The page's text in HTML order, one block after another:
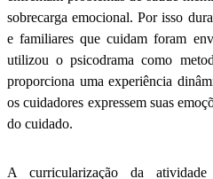
sobrecarga emocional. Por isso
e familiares que cuidam foram
utilizou o psicodrama como
proporciona uma experiência
os cuidadores expressem suas
do cuidado.
A curricularização da